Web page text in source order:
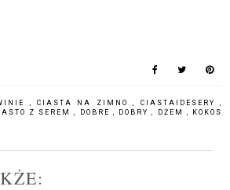
,CIASTA NA ZIMNO CIASTAIDESERY
Z SEREM DOBRE DOBRY DŻEM
KOKOS